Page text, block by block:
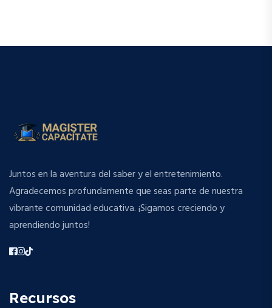
Juntos en la aventura del saber y el entretenimiento.
Agradecemos profundamente que seas parte de nuestra
vibrante comunidad educativa. ¡Sigamos creciendo y
aprendiendo juntos!
Recursos